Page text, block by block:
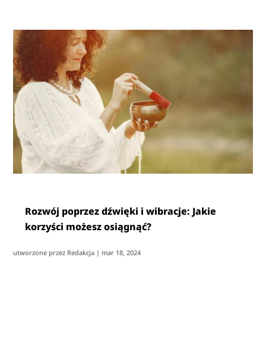
Rozwój poprzez dźwięki i wibracje: Jakie
korzyści możesz osiągnąć?
utworzone przez Redakcja | mar 18, 2024